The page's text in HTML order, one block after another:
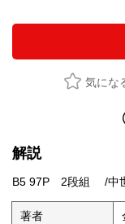
気にな
解説
B5 97P 2段組 /中
著者